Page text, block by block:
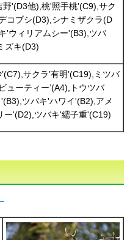
'(D3他),桃'照手桃'(C9),サク
コブシ(D3),シナミザクラ(D
'ウィリアムシー'(B3),ツバ
ズキ(D3)
サクラ’有明’(C19),ミツバ
ューティー’(A4),トウツバ
ツバキ'ハワイ'(B2),アメ
ー'(D2),ツバキ'繻子重'(C19)